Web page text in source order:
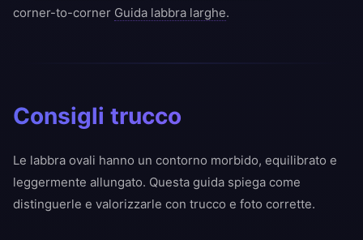
corner-to-corner Guida labbra larghe.
Consigli trucco
Le labbra ovali hanno un contorno morbido, equilibrato e
leggermente allungato. Questa guida spiega come
distinguerle e valorizzarle con trucco e foto corrette.